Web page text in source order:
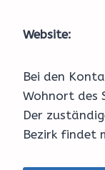
Website:
Bei den
Wohnort des
Der
Bezirk findet